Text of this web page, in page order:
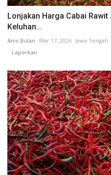
Lonjakan Harga Cabai
Keluhan...
Anis Bulan Mar 17, 2026 Jawa Tengah
Laporkan